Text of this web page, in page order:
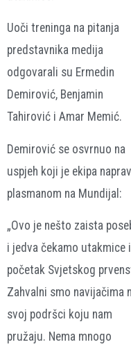
Uoči treninga na pitanja
predstavnika medija
odgovarali su Ermedin
Demirović, Benjamin
Tahirović i Amar Memić.
Demirović se osvrnuo na
uspjeh koji je ekipa
plasmanom na Mundijal:
„Ovo je nešto zaista
i jedva čekamo utakmice i
početak Svjetskog
Zahvalni smo navijačima
svoj podršci koju nam
pružaju. Nema mnogo